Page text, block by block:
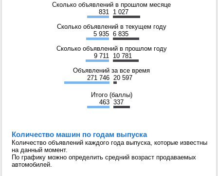
Сколько объявлений в прошлом месяце
831
1 027
Сколько объявлений в текущем году
5 935 6 835
Сколько объявлений в прошлом году
9 711
10 781
Объявлений за все время
271 746 20 597
Итого (баллы)
463 337
Количество машин по годам выпуска
Количество объявлений каждого года выпуска, которые известны
на данный момент.
По графику можно определить средний возраст продаваемых
автомобилей.